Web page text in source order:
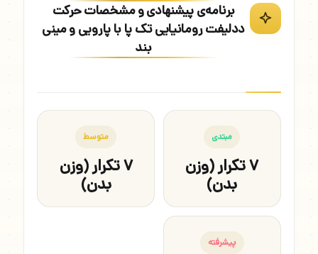
برنامه‌ی پیشنهادی و مشخصات حرکت
ددلیفت رومانیایی تک پا با پارویی و مینی
بند
مبتدی
۷ تکرار (وزن
بدن)
متوسط
۷ تکرار (وزن
بدن)
پیشرفته